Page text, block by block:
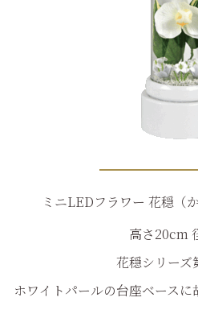
ミニLEDフラワー 花穏（
高さ20cm
花穏シリーズ
ホワイトパールの台座ベースに